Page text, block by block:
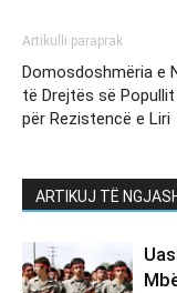
Artikulli paraprak
Domosdoshmëria e
të Drejtës së Popullit
për Rezistencë e Liri
ARTIKUJ TË